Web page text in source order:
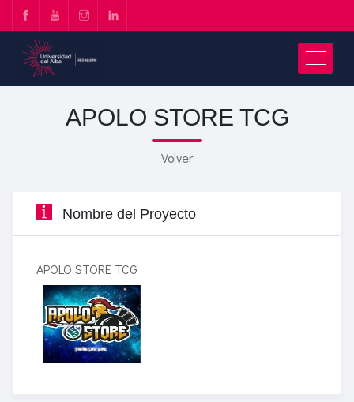
APOLO STORE TCG
Volver
Nombre del Proyecto
APOLO STORE TCG